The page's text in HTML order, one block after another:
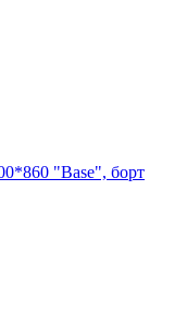
"Base", борт